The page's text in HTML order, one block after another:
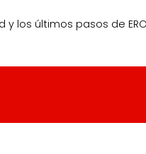
y los últimos pasos de